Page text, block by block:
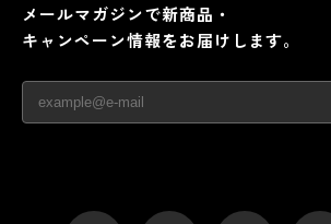
メールマガジンで新商品・
キャンペーン情報をお届けします。